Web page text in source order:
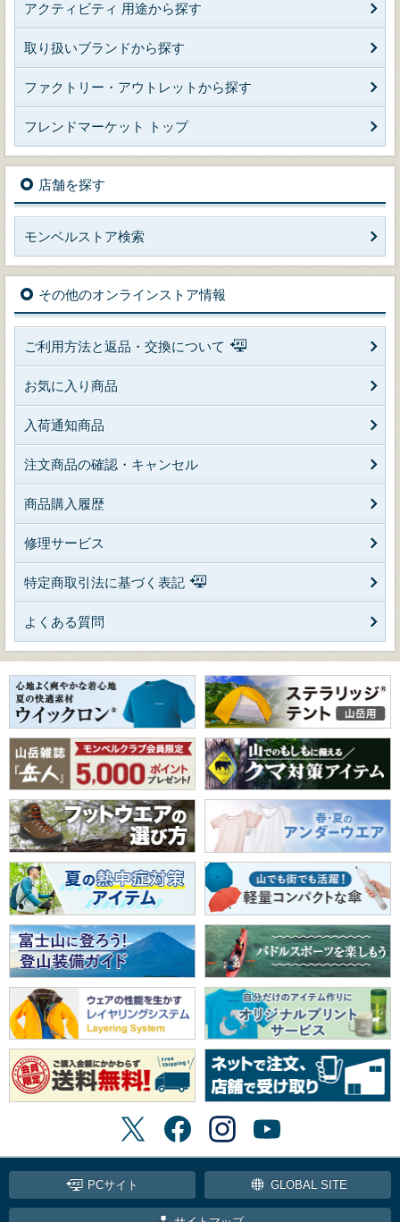
アクティビティ 用途から探す
取り扱いブランドから探す
ファクトリー・アウトレットから探す
フレンドマーケット トップ
店舗を探す
モンベルストア検索
その他のオンラインストア情報
ご利用方法と返品・交換について
お気に入り商品
入荷通知商品
注文商品の確認・キャンセル
商品購入履歴
修理サービス
特定商取引法に基づく表記
よくある質問
PCサイト GLOBAL SITE